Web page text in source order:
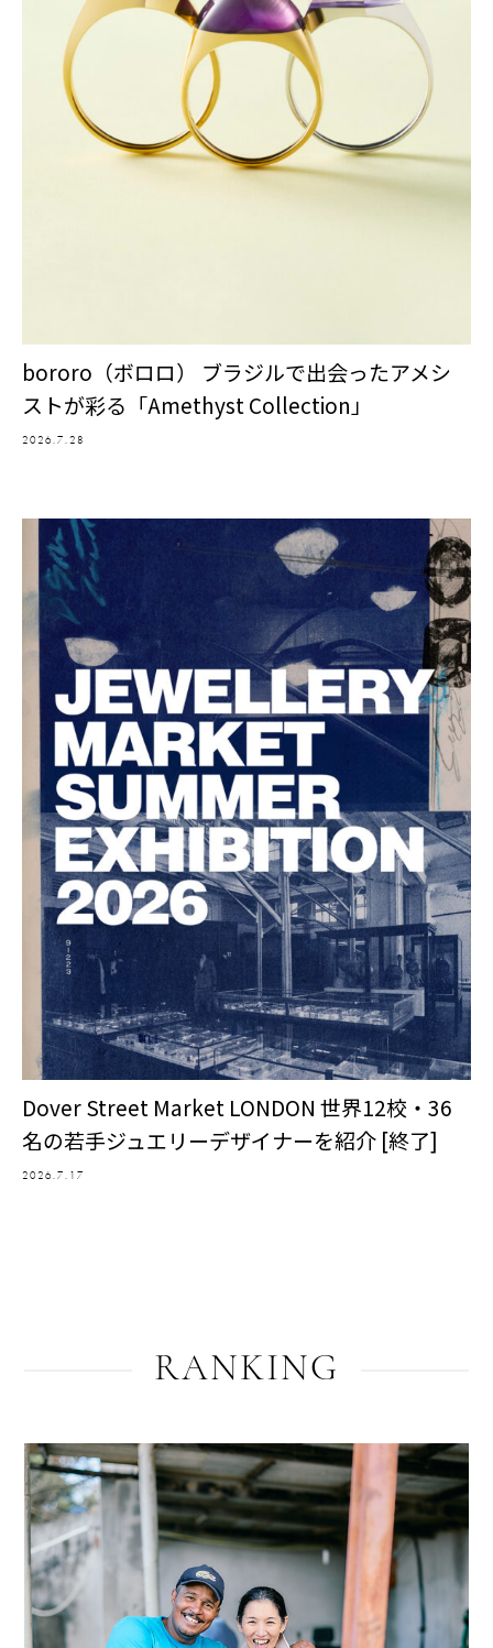
bororo（ボロロ） ブラジルで出会ったアメシ
ストが彩る「Amethyst Collection」
2026.7.28
Dover Street Market LONDON 世界12校・36
名の若手ジュエリーデザイナーを紹介 [終了]
2026.7.17
RANKING